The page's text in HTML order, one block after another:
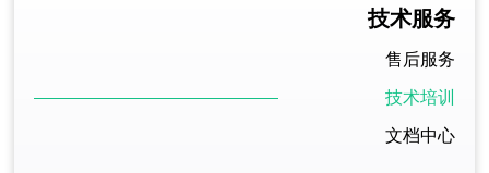
技术服务
售后服务
技术培训
文档中心